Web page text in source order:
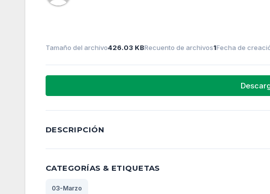
Tamaño del archivo426.03 KBRecuento de archivos1Fecha de
DESCRIPCIÓN
CATEGORÍAS & ETIQUETAS
03-Marzo